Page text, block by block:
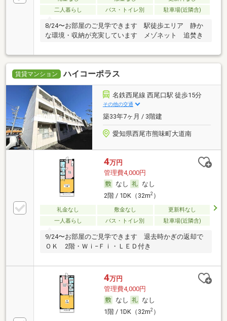
二人暮らし
バス・トイレ別 駐車場(近隣含)
8/24〜お部屋のご見学できます 駅徒歩エリア 静か
な環境・収納が充実しています メゾネット 追焚き
賃貸マンション ハイコーポラス
名鉄西尾線 西尾口駅 徒歩15分
その他の交通
築33年7ヶ月 / 3階建
愛知県西尾市熊味町大道南
4万円
管理費4,000円
なし
なし
2階 / 1DK（32m2）
礼金なし 敷金なし
更新料なし
一人暮らし
バス・トイレ別 駐車場(近隣含)
9/24〜お部屋のご見学できます 退去時かぎの返却で
ＯＫ 2階・Ｗｉ−Ｆｉ・ＬＥＤ付き
4万円
管理費4,000円
なし
なし
1階 / 1DK（32m2）